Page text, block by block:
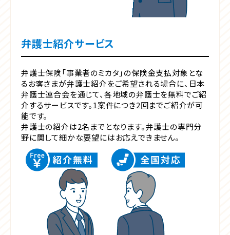
弁護士紹介サービス
弁護士保険「事業者のミカタ」の保険金支払対象とな
るお客さまが弁護士紹介をご希望される場合に、日本
弁護士連合会を通じて、各地域の弁護士を無料でご紹
介するサービスです。1案件につき2回までご紹介が可
能です。
弁護士の紹介は2名までとなります。弁護士の専門分
野に関して細かな要望にはお応えできません。